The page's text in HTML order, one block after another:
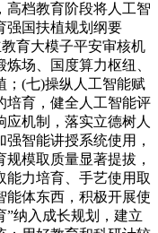
高档教育阶段将人工智
强国扶植规划纲要
育大模子平安审核机
场、国度算力枢纽、
；(七)操纵人工智能赋
培育，健全人工智能评
机制，落实立德树人
智能讲授系统使用，
模取质量显著提拔，
能力培育、手艺使用取
能体东西，积极开展使
”纳入成长规划，建立